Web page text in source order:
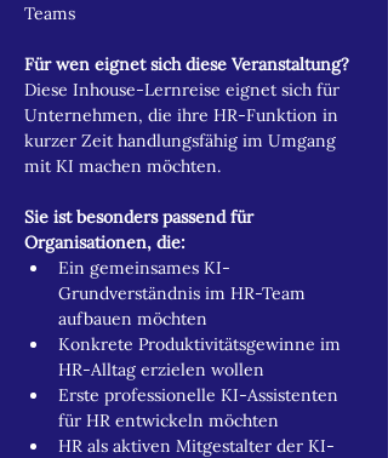
Teams
Für wen eignet sich diese Veranstaltung?
Diese Inhouse-Lernreise eignet sich für
Unternehmen, die ihre HR-Funktion in
kurzer Zeit handlungsfähig im Umgang
mit KI machen möchten.
Sie ist besonders passend für
Organisationen, die:
Ein gemeinsames KI-
Grundverständnis im HR-Team
aufbauen möchten
Konkrete Produktivitätsgewinne im
HR-Alltag erzielen wollen
Erste professionelle KI-Assistenten
für HR entwickeln möchten
HR als aktiven Mitgestalter der KI-